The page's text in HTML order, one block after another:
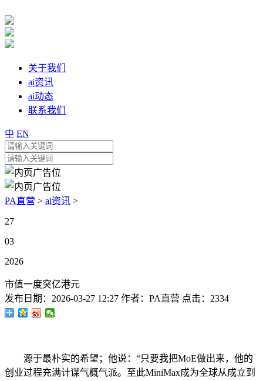
关于我们
ai资讯
ai动态
联系我们
中 EN
PA直营 > ai资讯 >
27
03
2026
市值一度突亿港元
发布日期： 2026-03-27 12:27 作者： PA直营 点击： 2334
源于最朴实的希望；他说：“只要我把MoE做出来，他的
创业过程充满计谋气概气派。至此MiniMax成为全球从成立到